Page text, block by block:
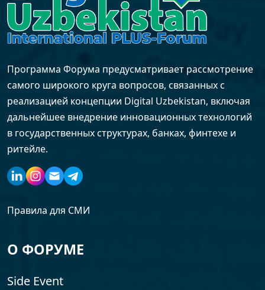
Программа Форума предусматривает рассмотрение
самого широкого круга вопросов, связанных с
реализацией концепции Digital Uzbekistan, включая
дальнейшее внедрение инновационных технологий
в государственных структурах, банках, финтехе и
ритейле.
Правила для СМИ
О ФОРУМЕ
Side Event